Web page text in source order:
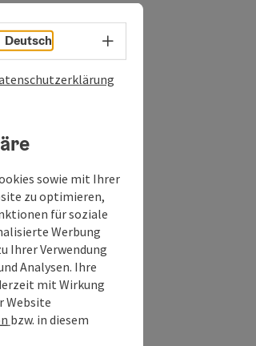
Deutsch Sprachwahl - Menü öffnen
sowie mit Ihrer
zu optimieren,
für soziale
Werbung
Ihrer Verwendung
Analysen. Ihre
mit Wirkung
Website
bzw. in diesem